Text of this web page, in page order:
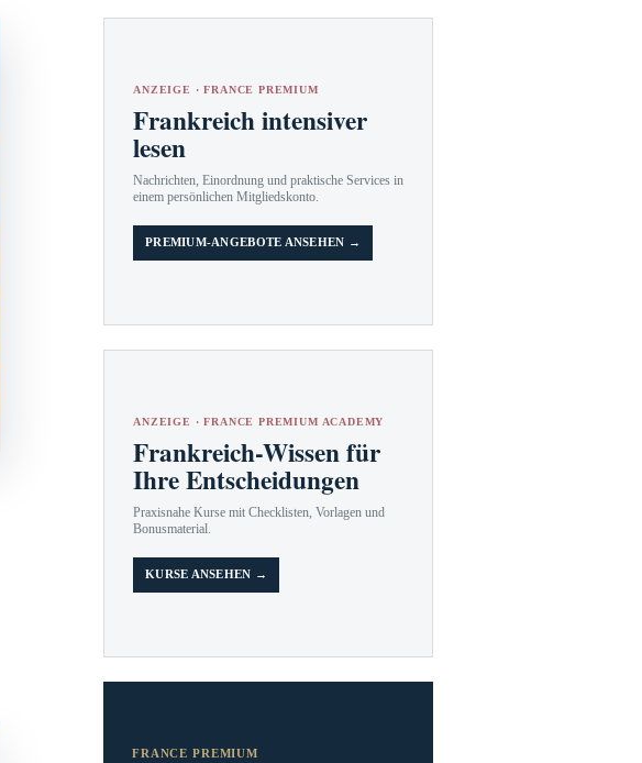
ANZEIGE · FRANCE PREMIUM
Frankreich intensiver
lesen
Nachrichten, Einordnung und praktische Services in
einem persönlichen Mitgliedskonto.
PREMIUM-ANGEBOTE ANSEHEN →
ANZEIGE · FRANCE PREMIUM ACADEMY
Frankreich-Wissen für
Ihre Entscheidungen
Praxisnahe Kurse mit Checklisten, Vorlagen und
Bonusmaterial.
KURSE ANSEHEN →
FRANCE PREMIUM